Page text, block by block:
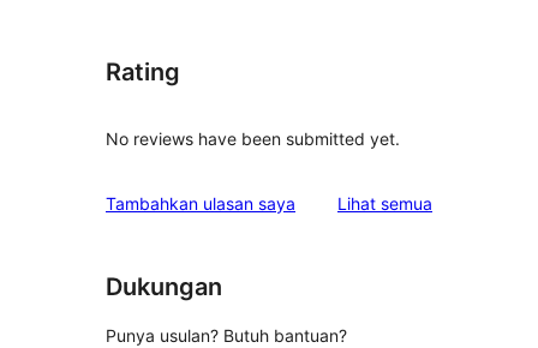
Rating
No reviews have been submitted yet.
Tambahkan ulasan saya Lihat semua
Dukungan
Punya usulan? Butuh bantuan?